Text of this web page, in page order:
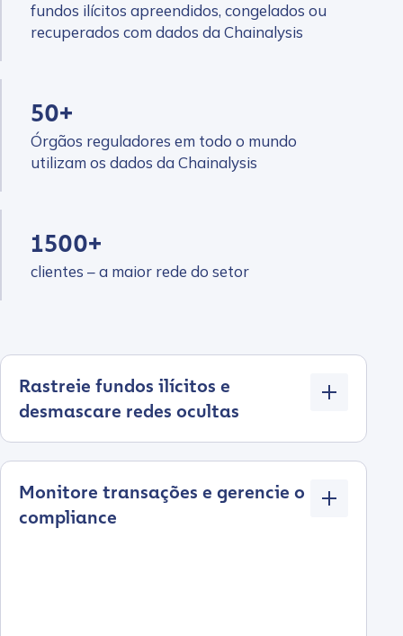
fundos ilícitos apreendidos, congelados ou
recuperados com dados da Chainalysis
50+
Órgãos reguladores em todo o mundo
utilizam os dados da Chainalysis
1500+
clientes – a maior rede do setor
Rastreie fundos ilícitos e
desmascare redes ocultas
Monitore transações e gerencie o
compliance